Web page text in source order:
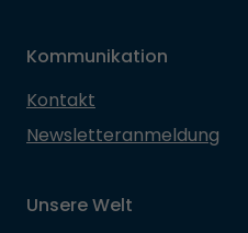
Kommunikation
Kontakt
Newsletteranmeldung
Unsere Welt